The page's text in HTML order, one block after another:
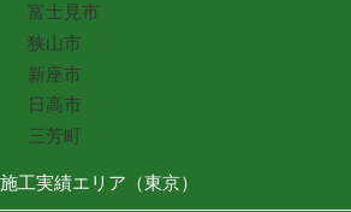
富士見市
狭山市
新座市
日高市
三芳町
施工実績エリア（東京）